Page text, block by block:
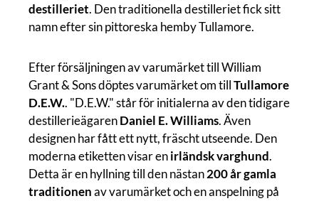
destilleriet. Den traditionella destilleriet fick sitt
namn efter sin pittoreska hemby Tullamore.
Efter försäljningen av varumärket till William
Grant & Sons döptes varumärket om tillTullamore
D.E.W.. "D.E.W." står för initialerna av den tidigare
destillerieägarenDaniel E. Williams. Även
designen har fått ett nytt, fräscht utseende. Den
moderna etiketten visar enirländsk varghund.
Detta är en hyllning till den nästan200 år gamla
traditionenav varumärket och en anspelning på